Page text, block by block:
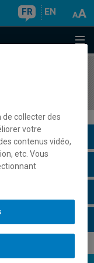
FR EN
de collecter des
votre
contenus vidéo,
etc. Vous